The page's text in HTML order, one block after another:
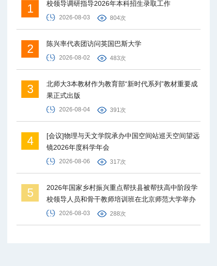
1 校领导调研指导2026年本科招生录取工作
2026-08-03 804次
2 陈兴率代表团访问英国巴斯大学
2026-08-02 483次
3
北师大3本教材作为教育部“新时代系列”教材重要成
果正式出版
2026-08-04 391次
4
[会议]物理与天文学院承办中国空间站巡天空间望远
镜2026年度科学年会
2026-08-06 317次
5
2026年国家乡村振兴重点帮扶县被帮扶高中阶段学
校领导人员和骨干教师培训班在北京师范大学举办
2026-08-03 288次